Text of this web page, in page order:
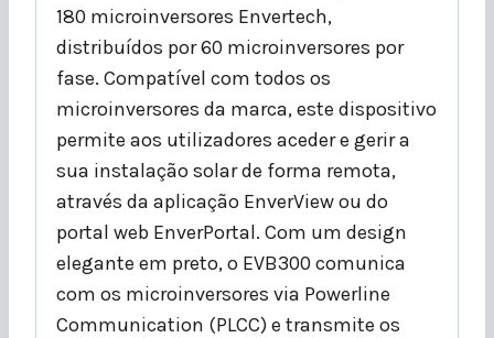
180 microinversores Envertech,
distribuídos por 60 microinversores por
fase. Compatível com todos os
microinversores da marca, este dispositivo
permite aos utilizadores aceder e gerir a
sua instalação solar de forma remota,
através da aplicação EnverView ou do
portal web EnverPortal. Com um design
elegante em preto, o EVB300 comunica
com os microinversores via Powerline
Communication (PLCC) e transmite os